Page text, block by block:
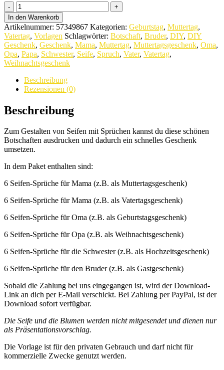
Seifen-
Sprüche-
Vorlage
zum
Ausdrucken
quantity
In den Warenkorb
Artikelnummer: 57349867 Kategorien: Geburtstag, Muttertag,
Vatertag, Vorlagen Schlagwörter: Botschaft, Bruder, DIY, DIY
Geschenk, Geschenk, Mama, Muttertag, Muttertagsgeschenk, Oma,
Opa, Papa, Schwester, Seife, Spruch, Vater, Vatertag,
Weihnachtsgeschenk
Beschreibung
Rezensionen (0)
Beschreibung
Zum Gestalten von Seifen mit Sprüchen kannst du diese schönen
Botschaften ausdrucken und dadurch ein schnelles Geschenk
umsetzen.
In dem Paket enthalten sind:
6 Seifen-Sprüche für Mama (z.B. als Muttertagsgeschenk)
6 Seifen-Sprüche für Mama (z.B. als Vatertagsgeschenk)
6 Seifen-Sprüche für Oma (z.B. als Geburtstagsgeschenk)
6 Seifen-Sprüche für Opa (z.B. als Weihnachtsgeschenk)
6 Seifen-Sprüche für die Schwester (z.B. als Hochzeitsgeschenk)
6 Seifen-Sprüche für den Bruder (z.B. als Gastgeschenk)
Sobald die Zahlung bei uns eingegangen ist, wird der Download-
Link an dich per E-Mail verschickt. Bei Zahlung per PayPal, ist der
Download sofort verfügbar.
Die Seife und die Blumen werden nicht mitgesendet und dienen nur
als Präsentationsvorschlag.
Die Vorlage ist für den privaten Gebrauch und darf nicht für
kommerzielle Zwecke genutzt werden.